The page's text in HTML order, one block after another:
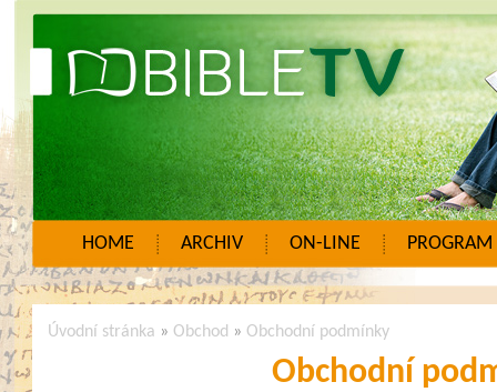
HOME ARCHIV ON-LINE PROGRAM
Úvodní stránka » Obchod » Obchodní podmínky
Obchodní